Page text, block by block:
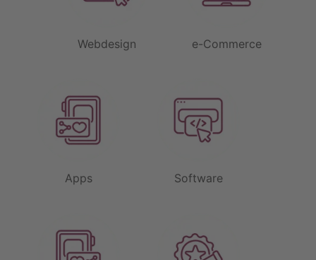
Webdesign e-Commerce
Apps Software